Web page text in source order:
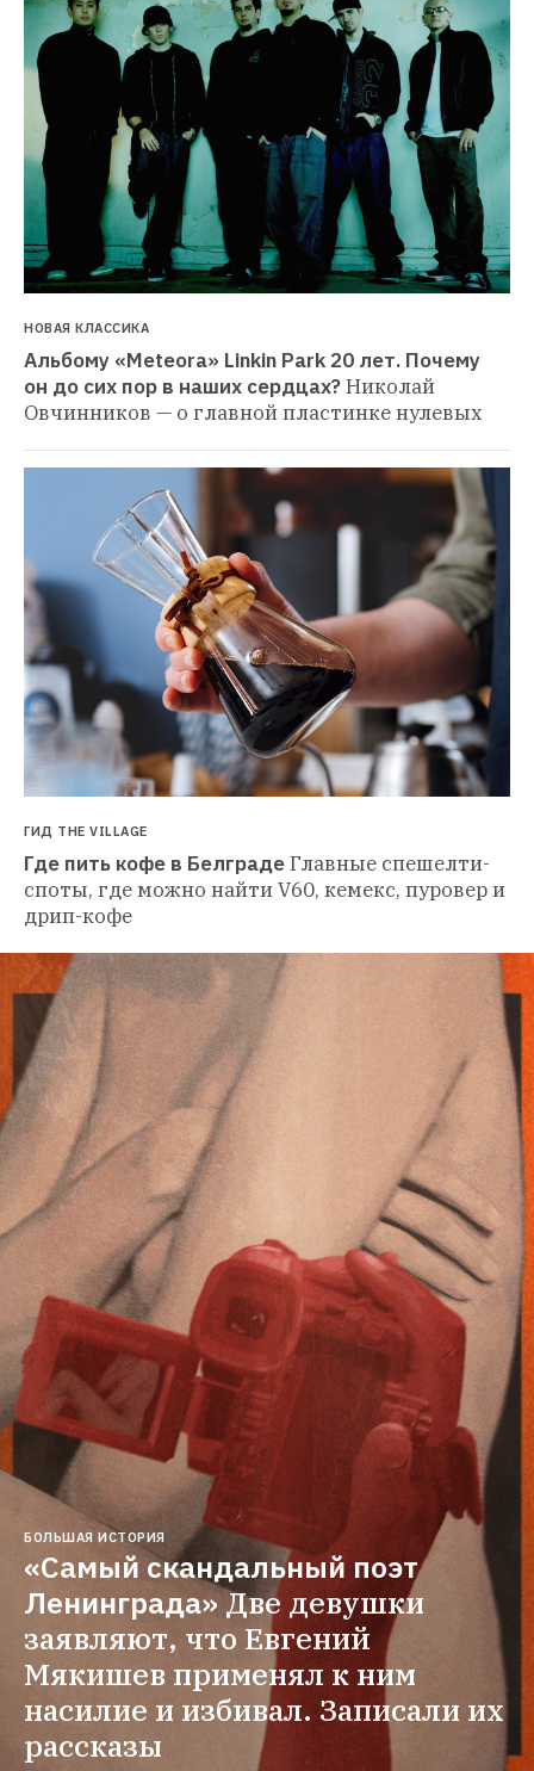
НОВАЯ КЛАССИКА
Альбому «Meteora» Linkin Park 20 лет. Почему
он до сих пор в наших сердцах?Николай
Овчинников — о главной пластинке нулевых
ГИД THE VILLAGE
Где пить кофе в БелградеГлавные спешелти-
споты, где можно найти V60, кемекс, пуровер и
дрип-кофе
БОЛЬШАЯ ИСТОРИЯ
«Самый скандальный поэт
Ленинграда»Две девушки
заявляют, что Евгений
Мякишев применял к ним
насилие и избивал. Записали их
рассказы